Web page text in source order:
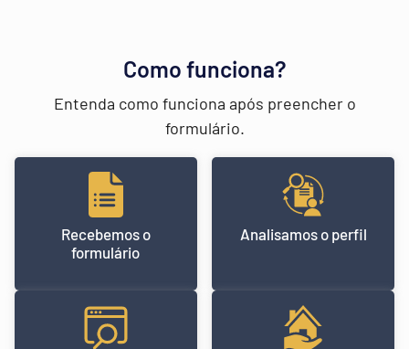
Como funciona?
Entenda como funciona após preencher o
formulário.
Recebemos o
formulário
Analisamos o perfil